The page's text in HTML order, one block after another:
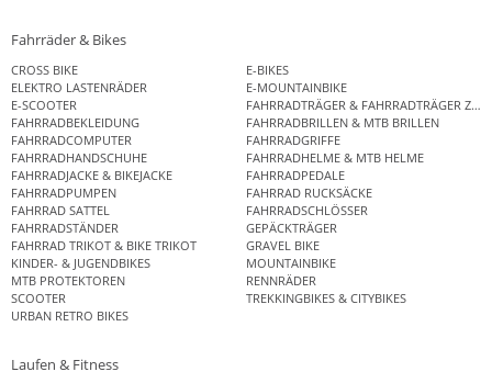
Fahrräder & Bikes
CROSS BIKE
E-BIKES
ELEKTRO LASTENRÄDER
E-MOUNTAINBIKE
E-SCOOTER
FAHRRADTRÄGER & FAHRRADTRÄGER
FAHRRADBEKLEIDUNG
FAHRRADBRILLEN & MTB BRILLEN
FAHRRADCOMPUTER
FAHRRADGRIFFE
FAHRRADHANDSCHUHE
FAHRRADHELME & MTB HELME
FAHRRADJACKE & BIKEJACKE
FAHRRADPEDALE
FAHRRADPUMPEN
FAHRRAD RUCKSÄCKE
FAHRRAD SATTEL
FAHRRADSCHLÖSSER
FAHRRADSTÄNDER
GEPÄCKTRÄGER
FAHRRAD TRIKOT & BIKE TRIKOT
GRAVEL BIKE
KINDER- & JUGENDBIKES
MOUNTAINBIKE
MTB PROTEKTOREN
RENNRÄDER
SCOOTER
TREKKINGBIKES & CITYBIKES
URBAN RETRO BIKES
Laufen & Fitness